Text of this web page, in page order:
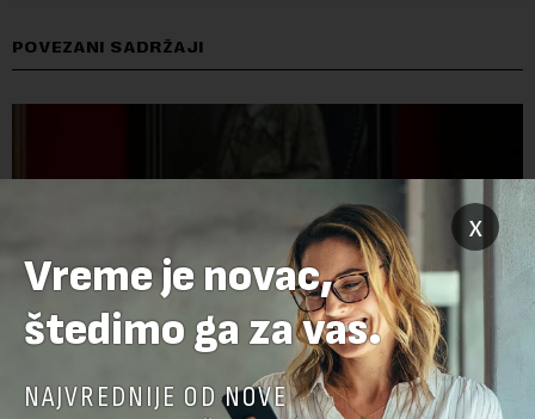
POVEZANI SADRŽAJI
x
Vreme je novac,
štedimo ga za vas.
NAJVREDNIJE OD NOVE